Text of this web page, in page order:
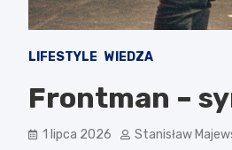
LIFESTYLE WIEDZA
Frontman –
1 lipca 2026 Stanisław